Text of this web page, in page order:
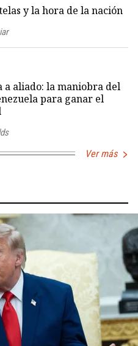
y la hora de la nación
a aliado: la maniobra del
para ganar el
Ver más